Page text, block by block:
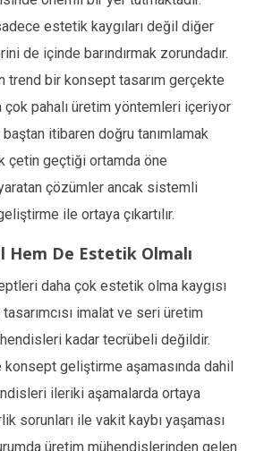
estetik kaygıları değil diğer
de içinde barındırmak zorundadır.
trend bir konsept tasarım gerçekte
pahalı üretim yöntemleri içeriyor
itibaren doğru tanımlamak
çetin geçtiği ortamda öne
çözümler ancak sistemli
ile ortaya çıkartılır.
Hem De Estetik Olmalı
daha çok estetik olma kaygısı
imalat ve seri üretim
kadar tecrübeli değildir.
konsept geliştirme aşamasında dahil
ileriki aşamalarda ortaya
sorunları ile vakit kaybı yaşaması
üretim mühendislerinden gelen